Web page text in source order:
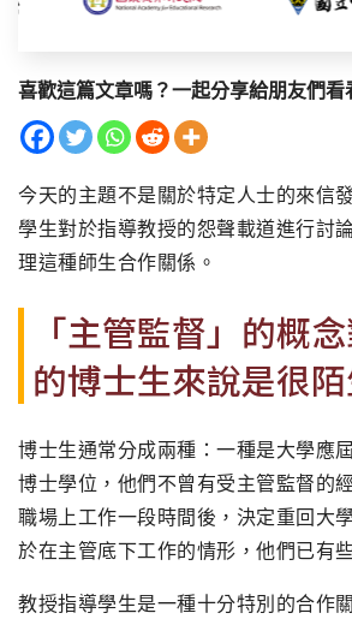
喜歡這篇文章嗎？一起分享給朋友們看
今天的主題不是關於特定人士的來信
學生對於指導教授的怨聲載道進行討
理這種師生合作關係。
「主管監督」 的概
的博士生來說是很陌
博士生通常分成兩種： 一種是大學應
博士學位， 他們不曾有受主管監督的
職場上工作一段時間後，決定重回大
於在主管底下工作的情形，他們已有
教授指導學生是一種十分特別的合作